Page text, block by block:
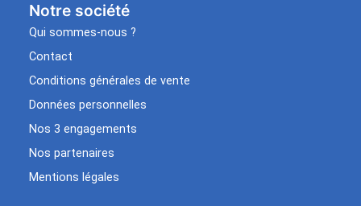
Notre société
Qui sommes-nous ?
Contact
Conditions générales de vente
Données personnelles
Nos 3 engagements
Nos partenaires
Mentions légales